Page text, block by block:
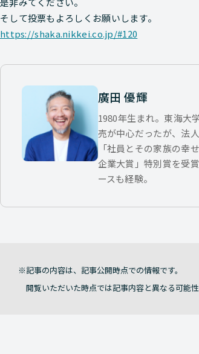
そして投票もよろしくお願いします。
https://shaka.nikkei.co.jp/#120
廣田 優輝
1980年生まれ。東海大
売が中心だったが、法
「社員とその家族の幸
企業大賞」特別賞を受
ースも経験。
記事の内容は、記事公開時点での情報です。
閲覧いただいた時点では記事内容と異なる可能